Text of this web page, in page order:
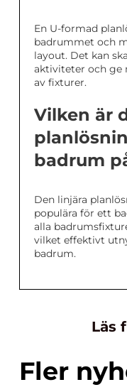
En U-formad
badrummet och
layout. Det kan
aktiviteter och ge
av fixturer.
Vilken är
badrum
Den linjära
populära för ett
alla
vilket effektivt
badrum.
Läs
Fler